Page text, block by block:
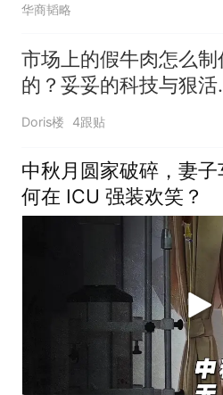
华商韬略
市场上的假牛肉怎么制
的？妥妥的科技与狠活
看完你还敢吃吗！
Doris楼 4跟贴
中秋月圆家破碎，妻
何在 ICU 强装欢笑？